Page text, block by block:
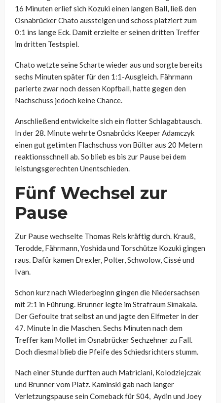
16 Minuten erlief sich Kozuki einen langen Ball, ließ den
Osnabrücker Chato aussteigen und schoss platziert zum
0:1 ins lange Eck. Damit erzielte er seinen dritten Treffer
im dritten Testspiel.
Chato wetzte seine Scharte wieder aus und sorgte bereits
sechs Minuten später für den 1:1-Ausgleich. Fährmann
parierte zwar noch dessen Kopfball, hatte gegen den
Nachschuss jedoch keine Chance.
Anschließend entwickelte sich ein flotter Schlagabtausch.
In der 28. Minute wehrte Osnabrücks Keeper Adamczyk
einen gut getimten Flachschuss von Bülter aus 20 Metern
reaktionsschnell ab. So blieb es bis zur Pause bei dem
leistungsgerechten Unentschieden.
Fünf Wechsel zur
Pause
Zur Pause wechselte Thomas Reis kräftig durch. Krauß,
Terodde, Fährmann, Yoshida und Torschütze Kozuki gingen
raus. Dafür kamen Drexler, Polter, Schwolow, Cissé und
Ivan.
Schon kurz nach Wiederbeginn gingen die Niedersachsen
mit 2:1 in Führung. Brunner legte im Strafraum Simakala.
Der Gefoulte trat selbst an und jagte den Elfmeter in der
47. Minute in die Maschen. Sechs Minuten nach dem
Treffer kam Mollet im Osnabrücker Sechzehner zu Fall.
Doch diesmal blieb die Pfeife des Schiedsrichters stumm.
Nach einer Stunde durften auch Matriciani, Kolodziejczak
und Brunner vom Platz. Kaminski gab nach langer
Verletzungspause sein Comeback für S04, Aydin und Joey